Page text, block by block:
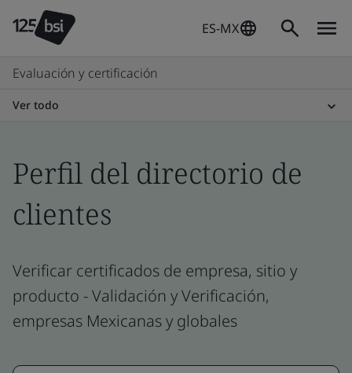
ES-MX
Evaluación y certificación
Ver todo
Perfil del directorio de
clientes
Verificar certificados de empresa, sitio y
producto - Validación y Verificación,
empresas Mexicanas y globales